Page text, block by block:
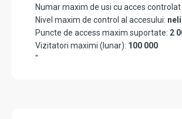
Numar maxim de usi cu acces
Nivel maxim de control al accesului:
Puncte de access maxim suportate: 2
Vizitatori maximi (lunar): 100 000
"